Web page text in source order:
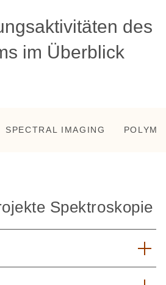
des
im Überblick
SPECTRAL IMAGING
Spektroskopie